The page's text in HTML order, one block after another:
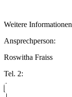
Weitere Informationen
Ansprechperson:
Roswitha Fraiss
Tel. 2: